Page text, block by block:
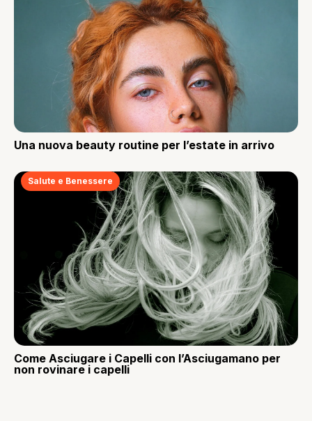
Una nuova beauty routine per l’estate in arrivo
Salute e Benessere
Come Asciugare i Capelli con l’Asciugamano per
non rovinare i capelli